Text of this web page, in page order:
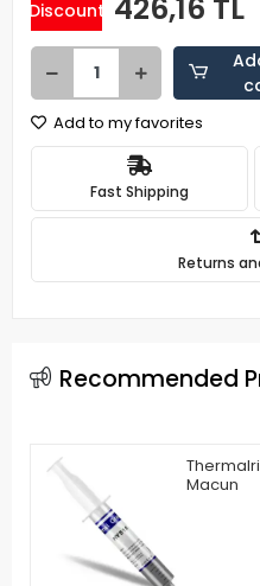
Discount 426,16 TL
Add to my favorites
Fast Shipping
Returns
Recommended
Macun